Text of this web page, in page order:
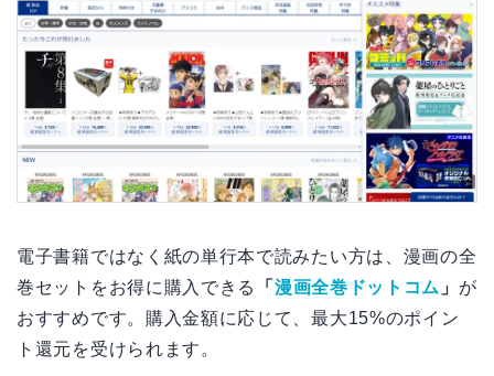
電子書籍ではなく紙の単行本で読みたい方は、漫画の全
巻セットをお得に購入できる
「 漫画全巻ドットコム 」 が
おすすめです。購入金額に応じて、最大15%のポイン
ト還元を受けられます。